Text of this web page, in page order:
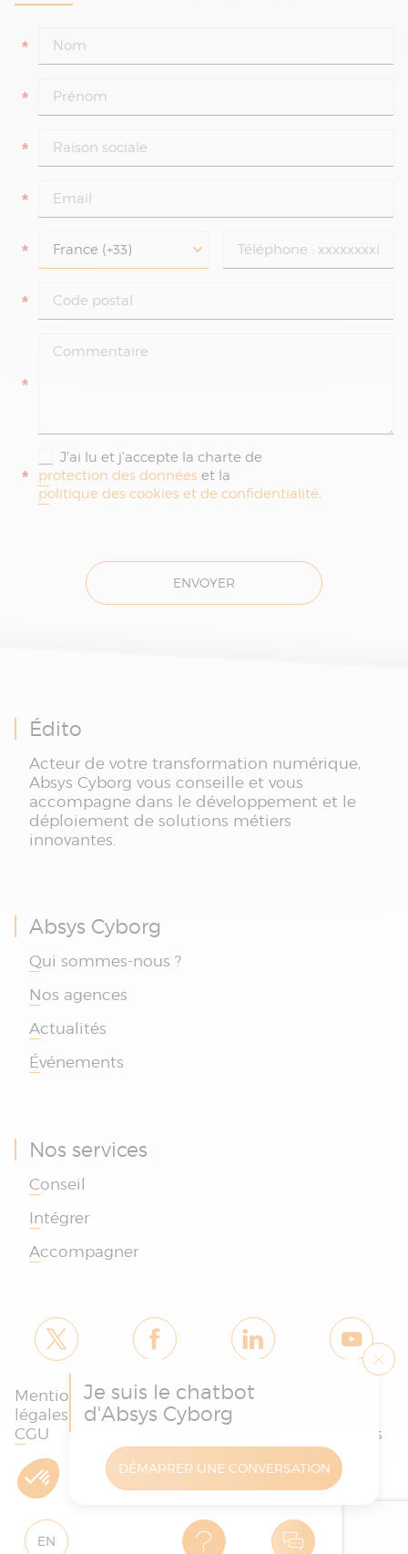
*
*
*
*
*
*
*
*
J'ai lu et j'accepte la charte de
protection des données et la
politique des cookies et de confidentialité.
ENVOYER
Édito
Acteur de votre transformation numérique,
Absys Cyborg vous conseille et vous
accompagne dans le développement et le
déploiement de solutions métiers
innovantes.
Absys Cyborg
Qui sommes-nous ?
Nos agences
Actualités
Événements
Nos services
Conseil
Intégrer
Accompagner
Copyright © Absys Cyborg - Tous droits réservés
Mentions
légales et
CGU
Politique des
cookies et de
des données
EN
Je suis le chatbot
d'Absys Cyborg
DÉMARRER UNE CONVERSATION